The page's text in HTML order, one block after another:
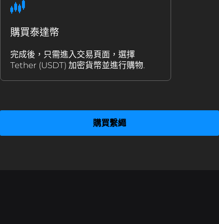
購買泰達幣
完成後，只需進入交易頁面，選擇
Tether (USDT) 加密貨幣並進行購物.
購買繫繩